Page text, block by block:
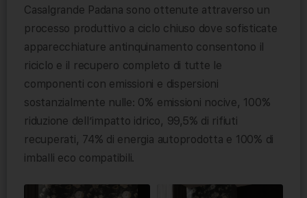
Casalgrande Padana sono ottenute attraverso un
processo produttivo a ciclo chiuso dove sofisticate
apparecchiature antinquinamento consentono il
riciclo e il recupero completo di tutte le
componenti con emissioni e dispersioni
sostanzialmente nulle: 0% emissioni nocive, 100%
riduzione dell’impatto idrico, 99,5% di rifiuti
recuperati, 74% di energia autoprodotta e 100% di
imballi eco compatibili.